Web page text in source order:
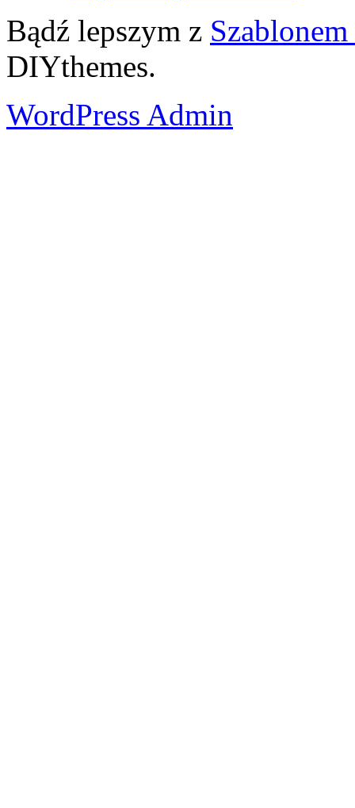
Bądź lepszym z
DIYthemes.
WordPress Admin